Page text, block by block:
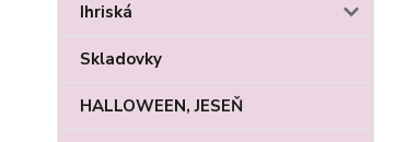
Ihriská
Skladovky
HALLOWEEN, JESEŇ